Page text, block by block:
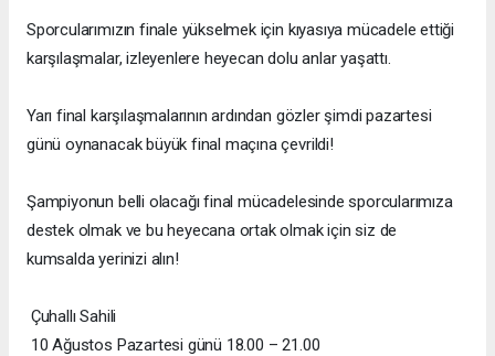
Sporcularımızın finale yükselmek için kıyasıya mücadele ettiği
karşılaşmalar, izleyenlere heyecan dolu anlar yaşattı.
Yarı final karşılaşmalarının ardından gözler şimdi pazartesi
günü oynanacak büyük final maçına çevrildi!
Şampiyonun belli olacağı final mücadelesinde sporcularımıza
destek olmak ve bu heyecana ortak olmak için siz de
kumsalda yerinizi alın!
Çuhallı Sahili
10 Ağustos Pazartesi günü 18.00 – 21.00